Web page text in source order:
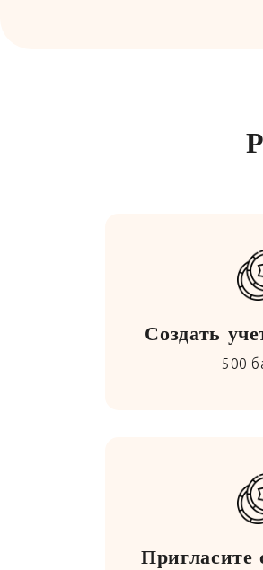
Создать
500
Пригласите